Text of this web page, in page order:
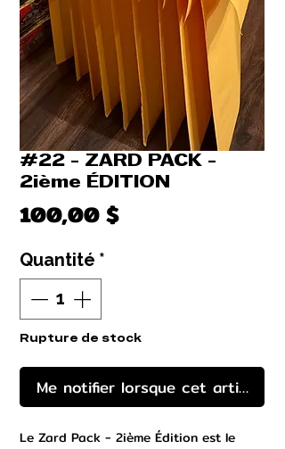
#22 - ZARD PACK -
2ième ÉDITION
100,00 $Prix
Quantité *
Rupture de stock
Me notifier lorsque cet article est
Le Zard Pack - 2ième Édition est le